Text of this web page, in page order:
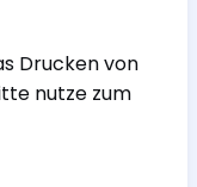
Drucken von
nutze zum